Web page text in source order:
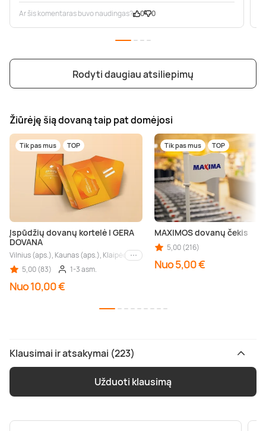
Ar šis komentaras buvo naudingas? 0 0
Rodyti daugiau atsiliepimų
Žiūrėję šią dovaną taip pat domėjosi
Tik pas mus TOP
Įspūdžių dovanų kortelė | GERA
DOVANA
Vilnius (aps.), Kaunas (aps.), Klaipėda (aps.), Palanga (aps.), Nida (aps.),
Kiti miestai
5,00 (83)
1-3 asm.
Nuo 10,00 €
Tik pas mus TOP
MAXIMOS dovanų čekis
5,00 (216)
Nuo 5,00 €
Klausimai ir atsakymai (223)
Užduoti klausimą